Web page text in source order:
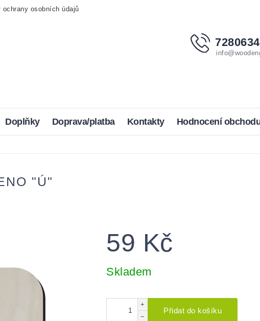
ochrany osobních údajů
Doplňky Doprava/platba Kontakty Hodnocení
"Ú"
59 Kč
cena:
Skladem
+
−
Přidat do košíku